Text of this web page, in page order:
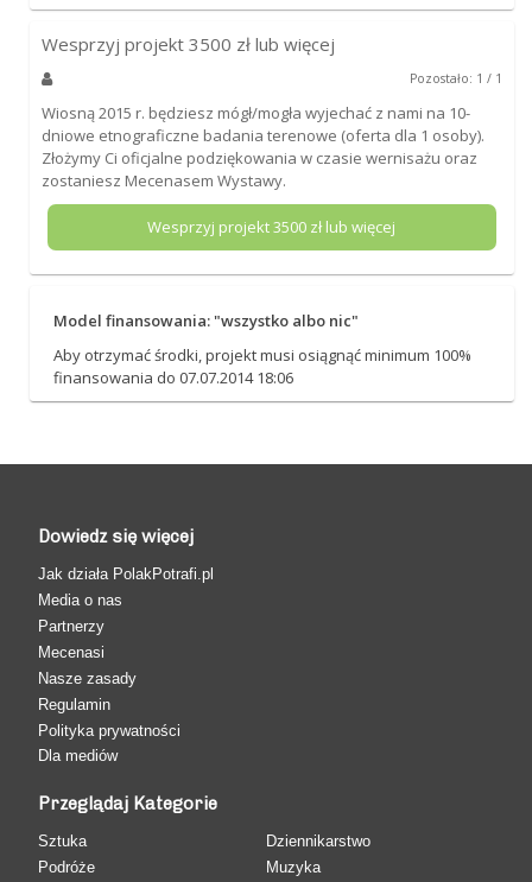
Wesprzyj projekt 3500 zł lub więcej
Pozostało: 1 / 1
Wiosną 2015 r. będziesz mógł/mogła wyjechać z nami na 10-
dniowe etnograficzne badania terenowe (oferta dla 1 osoby).
Złożymy Ci oficjalne podziękowania w czasie wernisażu oraz
zostaniesz Mecenasem Wystawy.
Wesprzyj projekt3500 zł lub więcej
Model finansowania: "wszystko albo nic"
Aby otrzymać środki, projekt musi osiągnąć minimum 100%
finansowania do 07.07.2014 18:06
Dowiedz się więcej
Jak działa PolakPotrafi.pl
Media o nas
Partnerzy
Mecenasi
Nasze zasady
Regulamin
Polityka prywatności
Dla mediów
Przeglądaj Kategorie
Sztuka
Podróże
Dziennikarstwo
Muzyka